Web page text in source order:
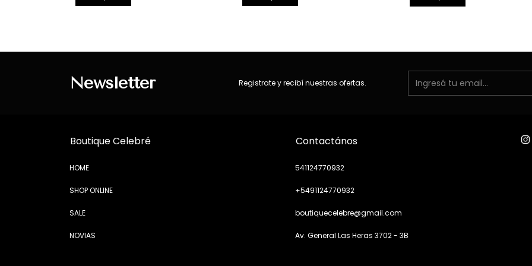
Newsletter Registrate y recibí nuestras ofertas.
Boutique Celebré
HOME
SHOP ONLINE
SALE
NOVIAS
Contactános
541124770932
+5491124770932
boutiquecelebre@gmail.com
Av. General Las Heras 3702 - 3B